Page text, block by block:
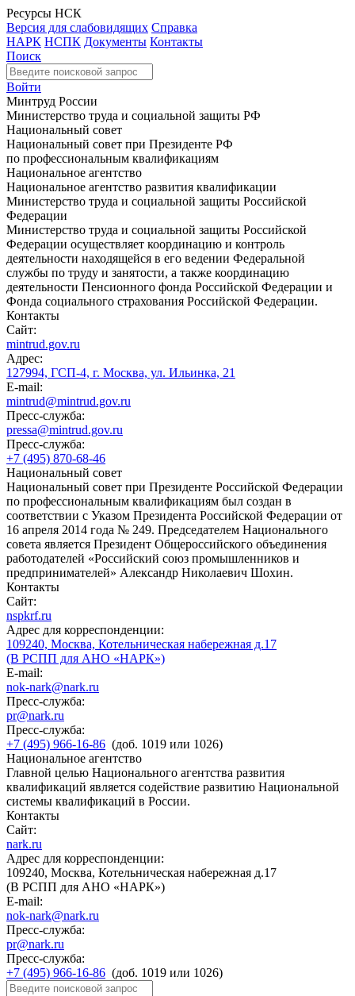
Ресурсы НСК
Версия для слабовидящих Справка
НАРК НСПК Документы Контакты
Поиск
Войти
Минтруд России
Министерство труда и социальной защиты РФ
Национальный совет
Национальный совет при Президенте РФ
по профессиональным квалификациям
Национальное агентство
Национальное агентство развития квалификации
Министерство труда и социальной защиты Российской
Федерации
Министерство труда и социальной защиты Российской
Федерации осуществляет координацию и контроль
деятельности находящейся в его ведении Федеральной
службы по труду и занятости, а также координацию
деятельности Пенсионного фонда Российской Федерации и
Фонда социального страхования Российской Федерации.
Контакты
Сайт:
mintrud.gov.ru
Адрес:
127994, ГСП-4, г. Москва, ул. Ильинка, 21
E-mail:
mintrud@mintrud.gov.ru
Пресс-служба:
pressa@mintrud.gov.ru
Пресс-служба:
+7 (495) 870-68-46
Национальный совет
Национальный совет при Президенте Российской Федерации
по профессиональным квалификациям был создан в
соответствии с Указом Президента Российской Федерации от
16 апреля 2014 года № 249. Председателем Национального
совета является Президент Общероссийского объединения
работодателей «Российский союз промышленников и
предпринимателей» Александр Николаевич Шохин.
Контакты
Сайт:
nspkrf.ru
Адрес для корреспонденции:
109240, Москва, Котельническая набережная д.17
(В РСПП для АНО «НАРК»)
E-mail:
nok-nark@nark.ru
Пресс-служба:
pr@nark.ru
Пресс-служба:
+7 (495) 966-16-86 (доб. 1019 или 1026)
Национальное агентство
Главной целью Национального агентства развития
квалификаций является содействие развитию Национальной
системы квалификаций в России.
Контакты
Сайт:
nark.ru
Адрес для корреспонденции:
109240, Москва, Котельническая набережная д.17
(В РСПП для АНО «НАРК»)
E-mail:
nok-nark@nark.ru
Пресс-служба:
pr@nark.ru
Пресс-служба:
+7 (495) 966-16-86 (доб. 1019 или 1026)